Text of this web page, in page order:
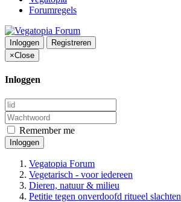
Forumregels
Inloggen
Registreren
×Close
Inloggen
Remember me
Inloggen
Vegatopia Forum
Vegetarisch - voor iedereen
Dieren, natuur & milieu
Petitie tegen onverdoofd ritueel slachten